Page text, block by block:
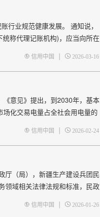
行业规范健康发展。 通知说，
称代理记账机构)，应当向所在
机构，应向其迁入地财政部门
信用中国 | 2026-03-16
《意见》提出，到2030年，基本
化交易电量占全社会用电量的
占比稳中有升。 “近年来，党
信用中国 | 2026-02-24
厅（局），新疆生产建设兵团民
域相关法律法规和标准，民政
适用于养老服务机构内提供生
信用中国 | 2026-01-26